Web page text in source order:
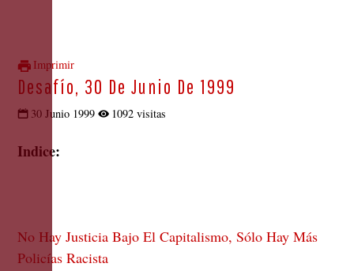
Imprimir
Desafío, 30 De Junio De 1999
30 Junio 1999 1092 visitas
Indice:
No Hay Justicia Bajo El Capitalismo, Sólo Hay Más
Policías Racista